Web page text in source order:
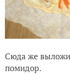
Сюда же
помидор.